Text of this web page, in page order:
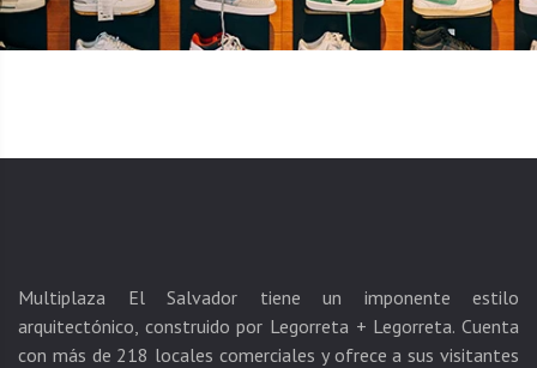
Multiplaza El Salvador tiene un imponente estilo
arquitectónico, construido por Legorreta + Legorreta. Cuenta
con más de 218 locales comerciales y ofrece a sus visitantes